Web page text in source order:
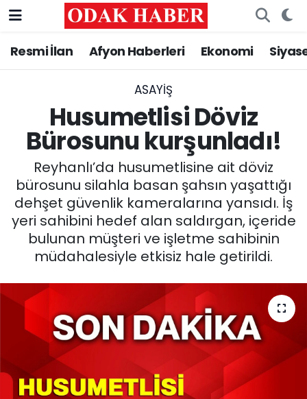
Resmi İlan Afyon Haberleri Ekonomi
ASAYİŞ
Husumetlisi Döviz
Bürosunu kurşunladı!
Reyhanlı’da husumetlisine ait döviz
bürosunu silahla basan şahsın yaşattığı
dehşet güvenlik kameralarına yansıdı. İş
yeri sahibini hedef alan saldırgan, içeride
bulunan müşteri ve işletme sahibinin
müdahalesiyle etkisiz hale getirildi.
AFYONKARAHİSAR HABERLERİ
ASAYİŞ
SİYASET
EĞİTİM
MAGAZİN
SAĞLIK
SPOR
11:11 MANŞET
Nöbetçi Eczaneler
Trafik Durumu
Süper Lig Puan Durumu ve Fikstür
Tüm Manşetler
Son Dakika Haberleri
Haber Arşivi